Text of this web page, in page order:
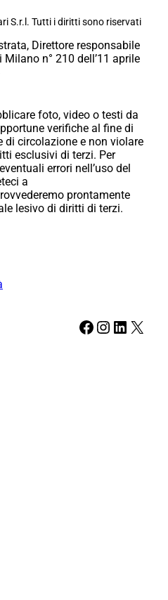
S.r.l. Tutti i diritti sono riservati
Direttore responsabile
n° 210 dell’11 aprile
foto, video o testi da
verifiche al fine di
di circolazione e non violare
esclusivi di terzi. Per
errori nell’uso del
a
prontamente
lesivo di diritti di terzi.
Facebook Instagram LinkedIn X